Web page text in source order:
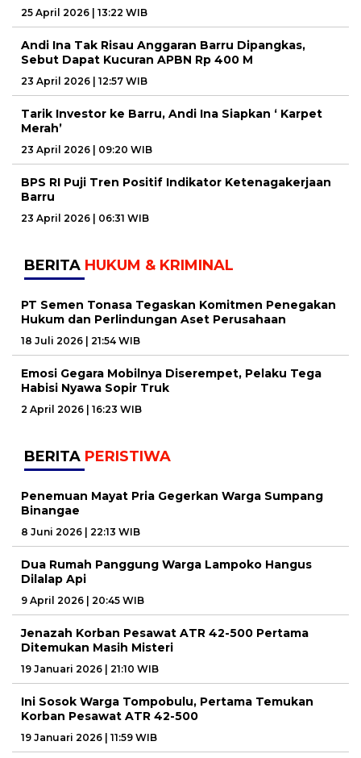
25 April 2026 | 13:22 WIB
Andi Ina Tak Risau Anggaran Barru Dipangkas,
Sebut Dapat Kucuran APBN Rp 400 M
23 April 2026 | 12:57 WIB
Tarik Investor ke Barru, Andi Ina Siapkan ‘ Karpet
Merah’
23 April 2026 | 09:20 WIB
BPS RI Puji Tren Positif Indikator Ketenagakerjaan
Barru
23 April 2026 | 06:31 WIB
BERITA HUKUM & KRIMINAL
PT Semen Tonasa Tegaskan Komitmen Penegakan
Hukum dan Perlindungan Aset Perusahaan
18 Juli 2026 | 21:54 WIB
Emosi Gegara Mobilnya Diserempet, Pelaku Tega
Habisi Nyawa Sopir Truk
2 April 2026 | 16:23 WIB
BERITA PERISTIWA
Penemuan Mayat Pria Gegerkan Warga Sumpang
Binangae
8 Juni 2026 | 22:13 WIB
Dua Rumah Panggung Warga Lampoko Hangus
Dilalap Api
9 April 2026 | 20:45 WIB
Jenazah Korban Pesawat ATR 42-500 Pertama
Ditemukan Masih Misteri
19 Januari 2026 | 21:10 WIB
Ini Sosok Warga Tompobulu, Pertama Temukan
Korban Pesawat ATR 42-500
19 Januari 2026 | 11:59 WIB